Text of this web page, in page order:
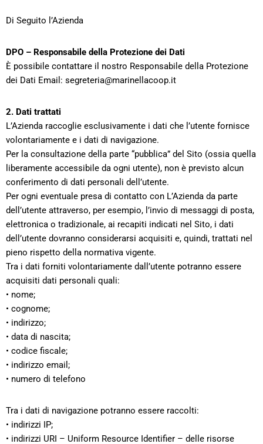
Di Seguito l’Azienda
DPO – Responsabile della Protezione dei Dati
È possibile contattare il nostro Responsabile della Protezione
dei Dati Email: segreteria@marinellacoop.it
2. Dati trattati
L’Azienda raccoglie esclusivamente i dati che l’utente fornisce
volontariamente e i dati di navigazione.
Per la consultazione della parte “pubblica” del Sito (ossia quella
liberamente accessibile da ogni utente), non è previsto alcun
conferimento di dati personali dell’utente.
Per ogni eventuale presa di contatto con L’Azienda da parte
dell’utente attraverso, per esempio, l’invio di messaggi di posta,
elettronica o tradizionale, ai recapiti indicati nel Sito, i dati
dell’utente dovranno considerarsi acquisiti e, quindi, trattati nel
pieno rispetto della normativa vigente.
Tra i dati forniti volontariamente dall’utente potranno essere
acquisiti dati personali quali:
• nome;
• cognome;
• indirizzo;
• data di nascita;
• codice fiscale;
• indirizzo email;
• numero di telefono
Tra i dati di navigazione potranno essere raccolti:
• indirizzi IP;
• indirizzi URI – Uniform Resource Identifier – delle risorse